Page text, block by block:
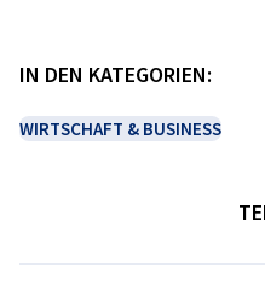
IN DEN KATEGORIEN:
WIRTSCHAFT & BUSINESS